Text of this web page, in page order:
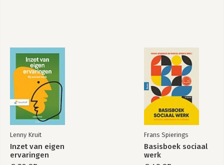
Lenny Kruit
Inzet van eigen
ervaringen
Frans Spierings
Basisboek sociaal
werk